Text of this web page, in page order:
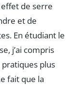
effet de serre
et de
En étudiant le
j’ai compris
pratiques plus
fait que la